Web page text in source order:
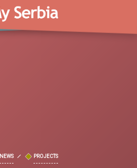
NEWS PROJECTS